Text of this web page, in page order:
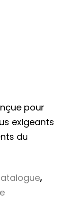
pour
exigeants
du
,